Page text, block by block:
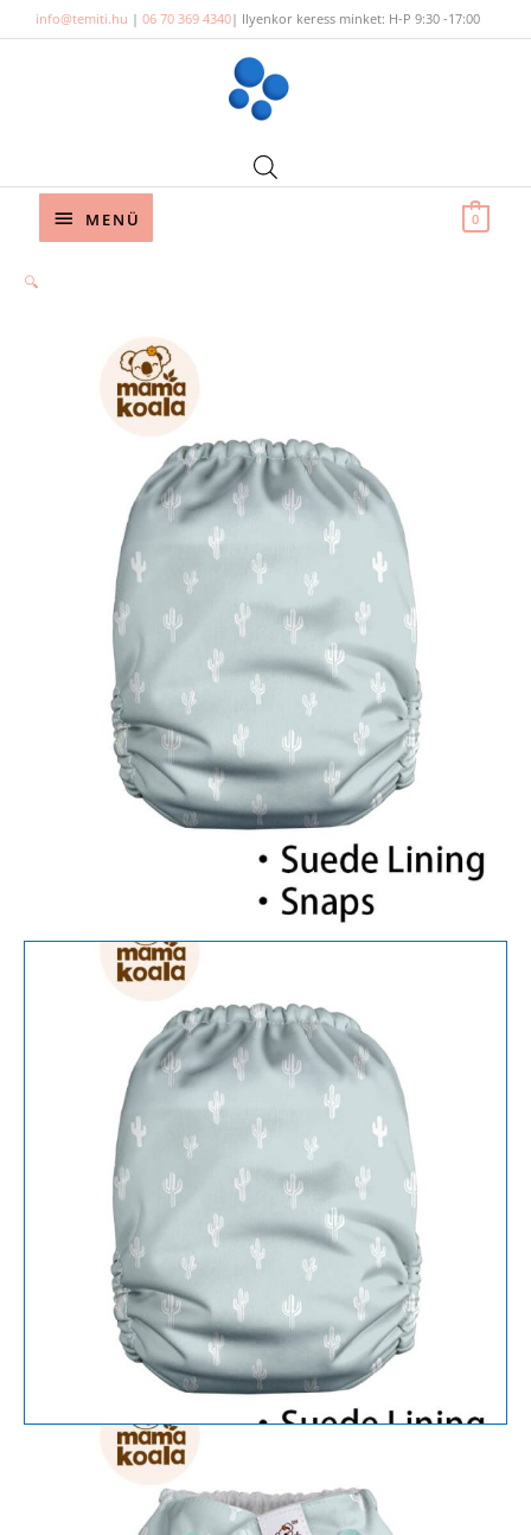
to
info@temiti.hu | 06 70 369 4340| Ilyenkor keress minket: H-P 9:30 -17:00
Below
MENÜ 0
🔍